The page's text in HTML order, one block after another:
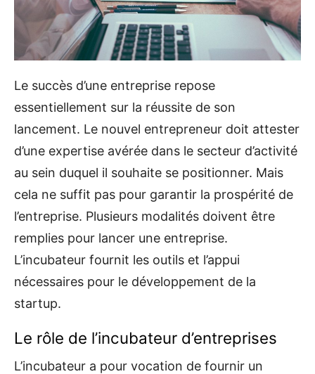
Le succès d’une entreprise repose
essentiellement sur la réussite de son
lancement. Le nouvel entrepreneur doit attester
d’une expertise avérée dans le secteur d’activité
au sein duquel il souhaite se positionner. Mais
cela ne suffit pas pour garantir la prospérité de
l’entreprise. Plusieurs modalités doivent être
remplies pour lancer une entreprise.
L’incubateur fournit les outils et l’appui
nécessaires pour le développement de la
startup.
Le rôle de l’incubateur d’entreprises
L’incubateur a pour vocation de fournir un